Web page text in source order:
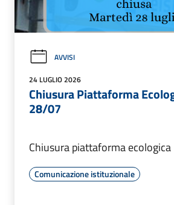
AVVISI
24 LUGLIO 2026
Chiusura Piattaforma
28/07
Chiusura piattaforma ecologica
Comunicazione istituzionale